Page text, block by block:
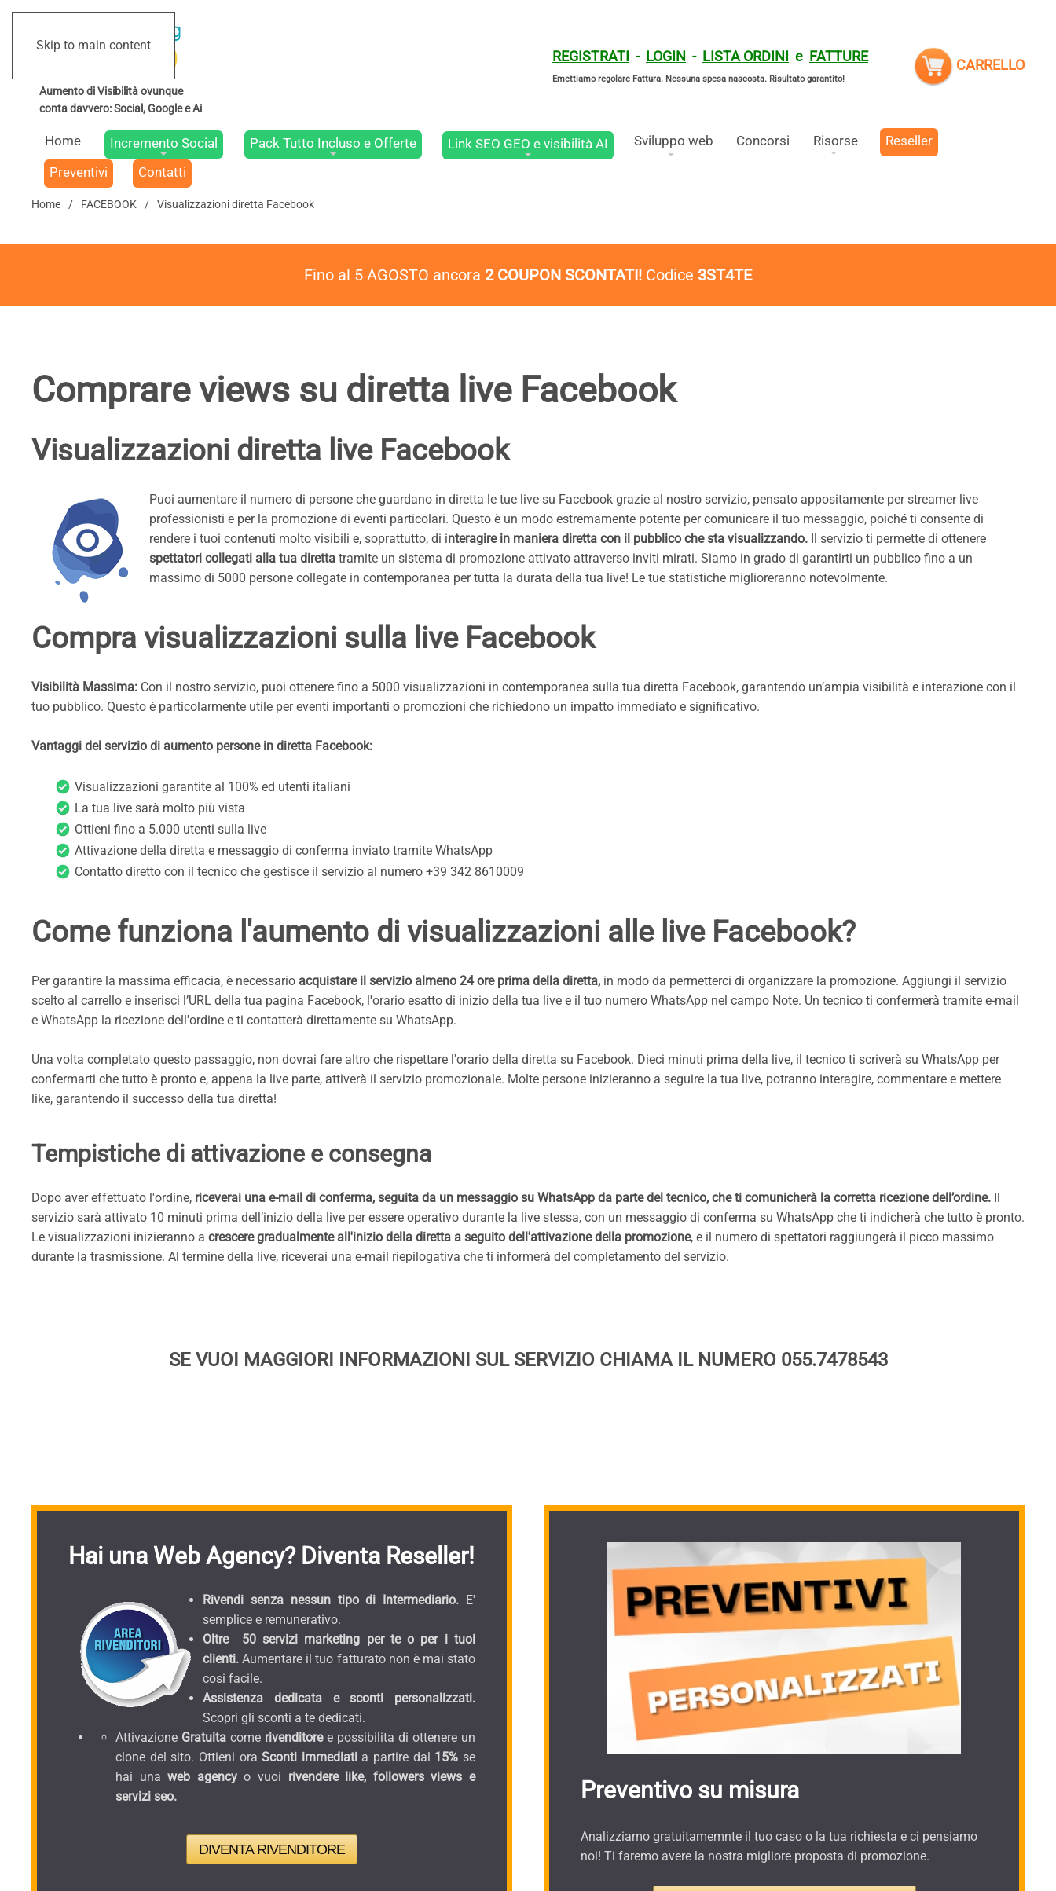
Skip to main content
REGISTRATI - LOGIN - LISTA ORDINI e FATTURE
Emettiamo regolare Fattura. Nessuna spesa nascosta. Risultato garantito!
CARRELLO
Home Incremento Social Pack Tutto Incluso e Offerte Link SEO GEO e visibilità AI Sviluppo web Concorsi Risorse
Reseller
Preventivi
Contatti
Home FACEBOOK Visualizzazioni diretta Facebook
Fino al 5 AGOSTO ancora 2 COUPON SCONTATI! Codice 3ST4TE
Comprare views su diretta live Facebook
Visualizzazioni diretta live Facebook
Puoi aumentare il numero di persone che guardano in diretta le tue live su Facebook grazie al nostro servizio, pensato appositamente per streamer live
professionisti e per la promozione di eventi particolari. Questo è un modo estremamente potente per comunicare il tuo messaggio, poiché ti consente di
rendere i tuoi contenuti molto visibili e, soprattutto, di interagire in maniera diretta con il pubblico che sta visualizzando. Il servizio ti permette di ottenere
spettatori collegati alla tua diretta tramite un sistema di promozione attivato attraverso inviti mirati. Siamo in grado di garantirti un pubblico fino a un
massimo di 5000 persone collegate in contemporanea per tutta la durata della tua live! Le tue statistiche miglioreranno notevolmente.
Compra visualizzazioni sulla live Facebook
Visibilità Massima: Con il nostro servizio, puoi ottenere fino a 5000 visualizzazioni in contemporanea sulla tua diretta Facebook, garantendo un’ampia visibilità e interazione con il
tuo pubblico. Questo è particolarmente utile per eventi importanti o promozioni che richiedono un impatto immediato e significativo.
Vantaggi del servizio di aumento persone in diretta Facebook:
Visualizzazioni garantite al 100% ed utenti italiani
La tua live sarà molto più vista
Ottieni fino a 5.000 utenti sulla live
Attivazione della diretta e messaggio di conferma inviato tramite WhatsApp
Contatto diretto con il tecnico che gestisce il servizio al numero +39 342 8610009
Come funziona l'aumento di visualizzazioni alle live Facebook?
Per garantire la massima efficacia, è necessario acquistare il servizio almeno 24 ore prima della diretta, in modo da permetterci di organizzare la promozione. Aggiungi il servizio
scelto al carrello e inserisci l’URL della tua pagina Facebook, l'orario esatto di inizio della tua live e il tuo numero WhatsApp nel campo Note. Un tecnico ti confermerà tramite e-mail
e WhatsApp la ricezione dell'ordine e ti contatterà direttamente su WhatsApp.
Una volta completato questo passaggio, non dovrai fare altro che rispettare l'orario della diretta su Facebook. Dieci minuti prima della live, il tecnico ti scriverà su WhatsApp per
confermarti che tutto è pronto e, appena la live parte, attiverà il servizio promozionale. Molte persone inizieranno a seguire la tua live, potranno interagire, commentare e mettere
like, garantendo il successo della tua diretta!
Tempistiche di attivazione e consegna
Dopo aver effettuato l'ordine, riceverai una e-mail di conferma, seguita da un messaggio su WhatsApp da parte del tecnico, che ti comunicherà la corretta ricezione dell’ordine. Il
servizio sarà attivato 10 minuti prima dell’inizio della live per essere operativo durante la live stessa, con un messaggio di conferma su WhatsApp che ti indicherà che tutto è pronto.
Le visualizzazioni inizieranno a crescere gradualmente all'inizio della diretta a seguito dell'attivazione della promozione, e il numero di spettatori raggiungerà il picco massimo
durante la trasmissione. Al termine della live, riceverai una e-mail riepilogativa che ti informerà del completamento del servizio.
SE VUOI MAGGIORI INFORMAZIONI SUL SERVIZIO CHIAMA IL NUMERO 055.7478543
Hai una Web Agency? Diventa Reseller!
Rivendi senza nessun tipo di Intermediario. E'
semplice e remunerativo.
Oltre 50 servizi marketing per te o per i tuoi
clienti. Aumentare il tuo fatturato non è mai stato
cosi facile.
Assistenza dedicata e sconti personalizzati.
Scopri gli sconti a te dedicati.
Attivazione Gratuita come rivenditoree possibilita di ottenere un
clone del sito. Ottieni oraSconti immediati a partire dal 15% se
hai una web agencyo vuoi rivendere like, followers views e
servizi seo.
DIVENTA RIVENDITORE
Preventivo su misura
Analizziamo gratuitamemnte il tuo caso o la tua richiesta e ci pensiamo
noi! Ti faremo avere la nostra migliore proposta di promozione.